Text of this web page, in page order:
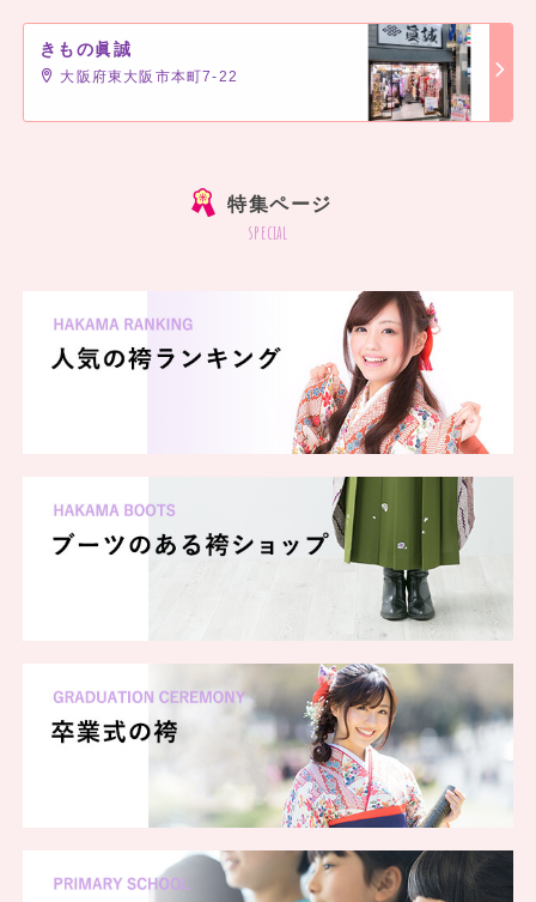
きもの眞誠
大阪府東大阪市本町7-22
特集ページ
special